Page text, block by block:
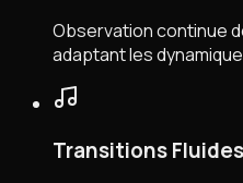
Observation continue
adaptant les
Transitions Fluides